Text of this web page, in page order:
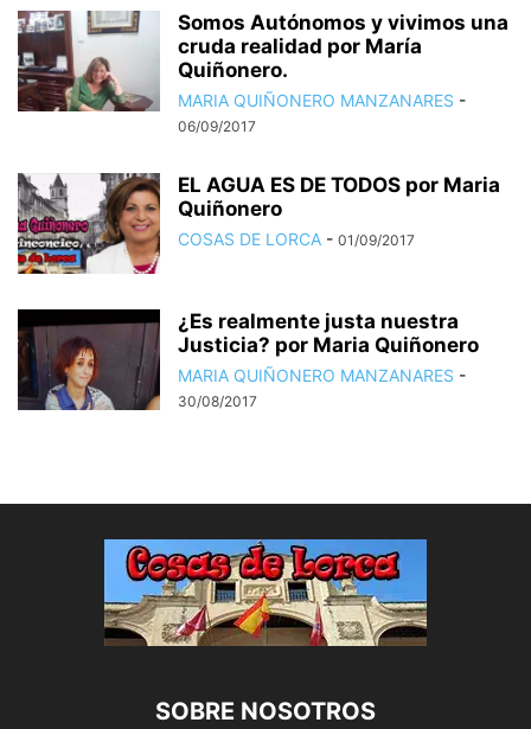
Somos Autónomos y vivimos una
cruda realidad por María
Quiñonero.
MARIA QUIÑONERO MANZANARES -
06/09/2017
EL AGUA ES DE TODOS por Maria
Quiñonero
COSAS DE LORCA - 01/09/2017
¿Es realmente justa nuestra
Justicia? por Maria Quiñonero
MARIA QUIÑONERO MANZANARES -
30/08/2017
SOBRE NOSOTROS